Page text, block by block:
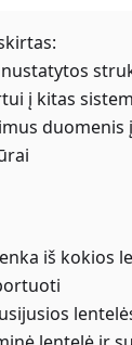
į kitas
duomenis
iš kokios